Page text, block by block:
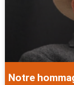
Notre